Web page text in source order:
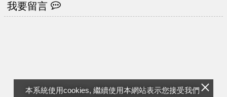
本系統使用cookies, 繼續使用本網站表示您接受我們
我要留言